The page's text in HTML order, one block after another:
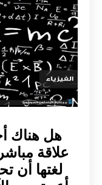
هل هناك
علاقة
لغتها أن